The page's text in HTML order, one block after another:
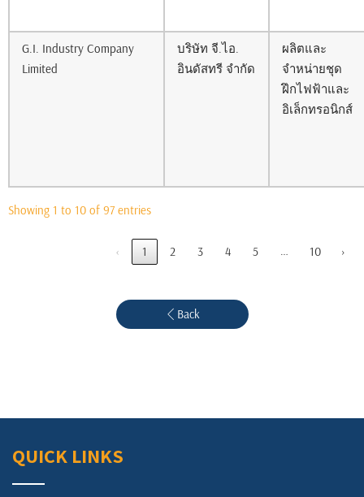
G.I. Industry Company
Limited
บริษัท จี.ไอ.
อินดัสทรี จำกัด
ผลิตและ
จำหน่ายชุด
ฝึกไฟฟ้าและ
อิเล็กทรอนิกส์
Showing 1 to 10 of 97 entries
‹ 1 2 3 4 5 10 ›
Back
QUICK LINKS